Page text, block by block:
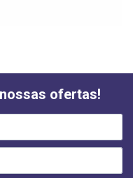
ofertas!